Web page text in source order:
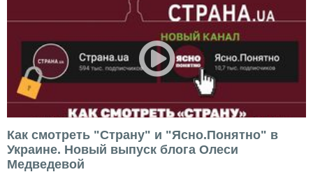
Как смотреть "Страну" и "Ясно.Понятно" в
Украине. Новый выпуск блога Олеси
Медведевой